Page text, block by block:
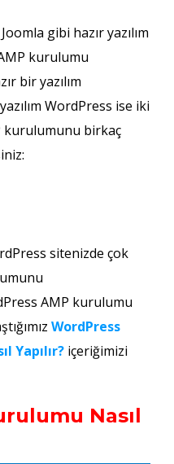
gibi hazır yazılım
kurulumu
bir yazılım
WordPress ise iki
kurulumunu birkaç
sitenizde çok
AMP kurulumu
WordPress
Yapılır? içeriğimizi
Nasıl